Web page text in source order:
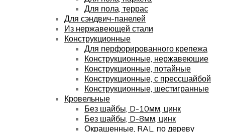
Для пола, террас
Для сэндвич-панелей
Из нержавеющей стали
Конструкционные
Для перфорированного крепежа
Конструкционные, нержавеющие
Конструкционные, потайные
Конструкционные, с прессшайбой
Конструкционные, шестигранные
Кровельные
Без шайбы, D-10мм, цинк
Без шайбы, D-8мм, цинк
Окрашенные, RAL, по дереву